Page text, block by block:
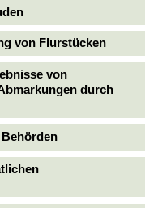
von Flurstücken
von
durch